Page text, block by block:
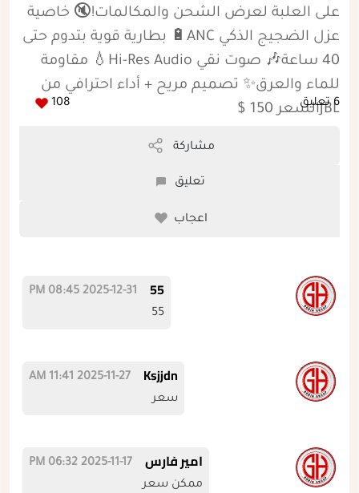
على العلبة لعرض الشحن والمكالمات!🔇 خاصية
عزل الضجيج الذكي ANC🔋 بطارية قوية بتدوم حتى
40 ساعة🎶 صوت نقي Hi-Res Audio💧 مقاومة
للماء والعرق✨ تصميم مريح + أداء احترافي من
JBLالسعر 150 $
6 تعليق 108
مشاركة
تعليق
اعجاب
55
2025-12-31 08:45 PM
55
Ksjjdn
2025-11-27 11:41 AM
سعر
امير فارس
2025-11-17 06:32 PM
ممكن سعر